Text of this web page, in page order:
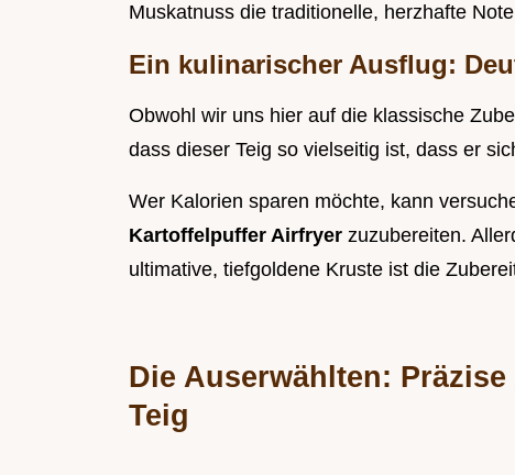
Muskatnuss die traditionelle, herzhafte
Ein kulinarischer Ausflug:
Obwohl wir uns hier auf die klassische
dass dieser Teig so vielseitig ist, dass er
Wer Kalorien sparen möchte, kann
Kartoffelpuffer Airfryer zuzubereiten.
ultimative, tiefgoldene Kruste ist die
Die Auserwählten:
Teig